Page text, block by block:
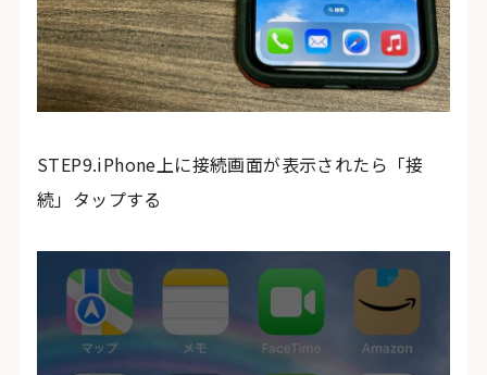
STEP9.iPhone上に接続画面が表示されたら「接
続」タップする